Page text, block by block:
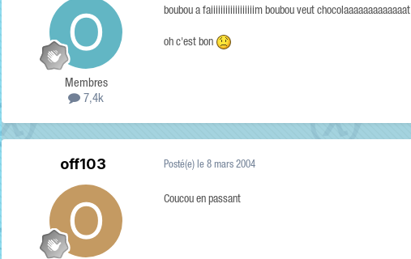
Membres
7,4k
boubou a faiiiiiiiiiiiiiiiiiim boubou veut chocolaaaaaaaaaaaaat
oh c'est bon
off103 Posté(e) le 8 mars 2004
Coucou en passant